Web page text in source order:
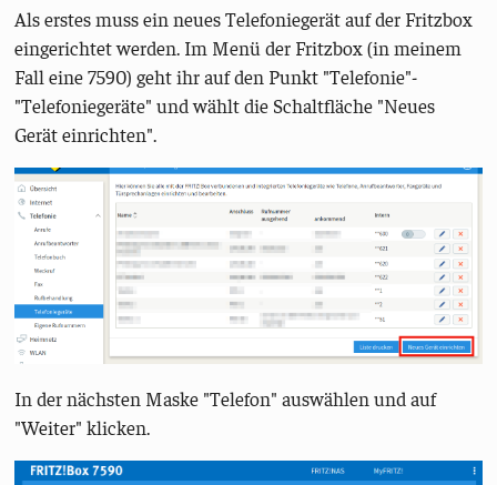
Als erstes muss ein neues Telefoniegerät auf der Fritzbox
eingerichtet werden. Im Menü der Fritzbox (in meinem
Fall eine 7590) geht ihr auf den Punkt "Telefonie"-
"Telefoniegeräte" und wählt die Schaltfläche "Neues
Gerät einrichten".
In der nächsten Maske "Telefon" auswählen und auf
"Weiter" klicken.